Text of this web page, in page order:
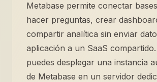
Metabase permite conectar
hacer preguntas, crear
compartir analítica sin enviar
aplicación a un SaaS
puedes desplegar una instancia
de Metabase en un servidor